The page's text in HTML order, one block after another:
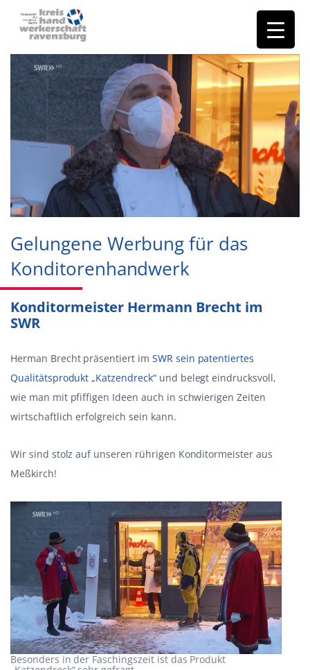
Gelungene Werbung für das
Konditorenhandwerk
Konditormeister Hermann Brecht im
SWR
Herman Brecht präsentiert im SWR sein patentiertes
Qualitätsprodukt „Katzendreck“und belegt eindrucksvoll,
wie man mit pfiffigen Ideen auch in schwierigen Zeiten
wirtschaftlich erfolgreich sein kann.
Wir sind stolz auf unseren rührigen Konditormeister aus
Meßkirch!
Besonders in der Faschingszeit ist das Produkt